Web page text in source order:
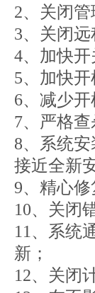
2、关闭管
3、关闭远
4、加快
5、加快开
6、减少开
7、严格
8、系统
接近全新
9、精心
10、关闭
11、系统
新；
12、关闭